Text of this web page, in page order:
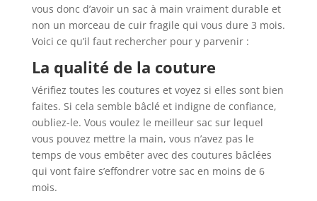
vous donc d’avoir un sac à main vraiment durable et
non un morceau de cuir fragile qui vous dure 3 mois.
Voici ce qu’il faut rechercher pour y parvenir :
La qualité de la couture
Vérifiez toutes les coutures et voyez si elles sont bien
faites. Si cela semble bâclé et indigne de confiance,
oubliez-le. Vous voulez le meilleur sac sur lequel
vous pouvez mettre la main, vous n’avez pas le
temps de vous embêter avec des coutures bâclées
qui vont faire s’effondrer votre sac en moins de 6
mois.